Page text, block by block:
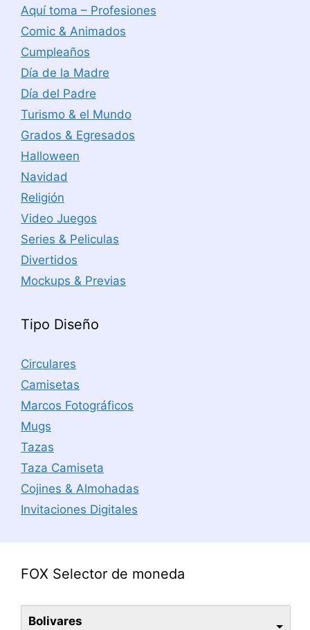
Aquí toma – Profesiones
Comic & Animados
Cumpleaños
Día de la Madre
Día del Padre
Turismo & el Mundo
Grados & Egresados
Halloween
Navidad
Religión
Video Juegos
Series & Peliculas
Divertidos
Mockups & Previas
Tipo Diseño
Circulares
Camisetas
Marcos Fotográficos
Mugs
Tazas
Taza Camiseta
Cojines & Almohadas
Invitaciones Digitales
FOX Selector de moneda
Bolivares